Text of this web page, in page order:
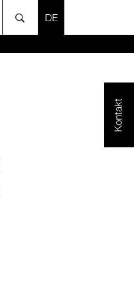
SPRACHE
Kontakt